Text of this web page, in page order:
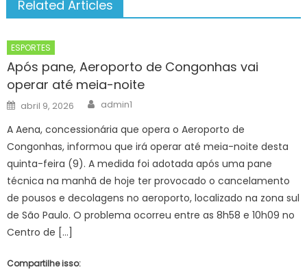
Related Articles
ESPORTES
Após pane, Aeroporto de Congonhas vai
operar até meia-noite
Posted
on
abril 9, 2026 Author
admin1
A Aena, concessionária que opera o Aeroporto de
Congonhas, informou que irá operar até meia-noite desta
quinta-feira (9). A medida foi adotada após uma pane
técnica na manhã de hoje ter provocado o cancelamento
de pousos e decolagens no aeroporto, localizado na zona sul
de São Paulo. O problema ocorreu entre as 8h58 e 10h09 no
Centro de […]
Compartilhe isso: